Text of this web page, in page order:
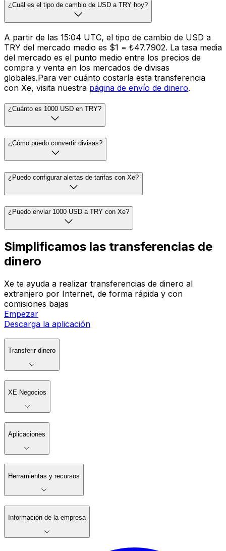
¿Cuál es el tipo de cambio de USD a TRY hoy?
A partir de las 15:04 UTC, el tipo de cambio de USD a
TRY del mercado medio es $1 = ₺47.7902. La tasa media
del mercado es el punto medio entre los precios de
compra y venta en los mercados de divisas
globales.Para ver cuánto costaría esta transferencia
con Xe, visita nuestra página de envío de dinero.
¿Cuánto es 1000 USD en TRY?
¿Cómo puedo convertir divisas?
¿Puedo configurar alertas de tarifas con Xe?
¿Puedo enviar 1000 USD a TRY con Xe?
Simplificamos las transferencias de
dinero
Xe te ayuda a realizar transferencias de dinero al
extranjero por Internet, de forma rápida y con
comisiones bajas
Empezar
Descarga la aplicación
Transferir dinero
XE Negocios
Aplicaciones
Herramientas y recursos
Información de la empresa